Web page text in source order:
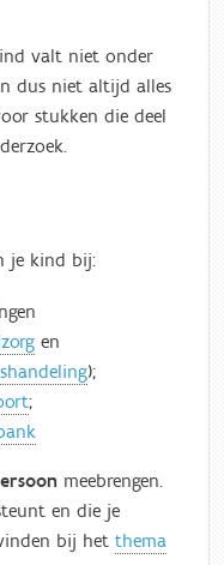
valt niet onder
dus niet altijd alles
stukken die deel
je kind bij:
en
);
;
meebrengen.
en die je
bij het thema